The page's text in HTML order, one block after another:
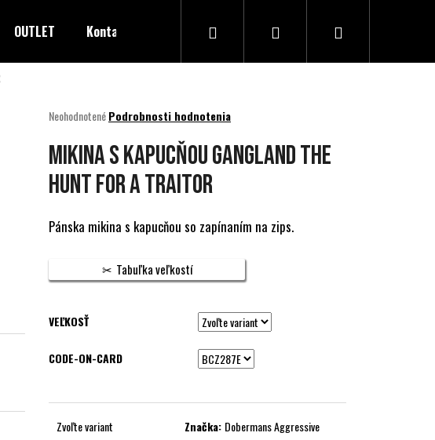
OUTLET Kontakty Hľadať PrihlásenieNákupný
Priemerné
produktu
je
0,0
z
hviezdičiek.
NeohodnotenéPodrobnosti hodnotenia
MIKINA S KAPUCŇOU GANGLAND THE
HUNT FOR A TRAITOR
Pánska mikina s kapucňou so zapínaním na zips.
Tabuľka veľkostí
VEĽKOSŤ
CODE-ON-CARD
Zvoľte variant Značka: Dobermans Aggressive